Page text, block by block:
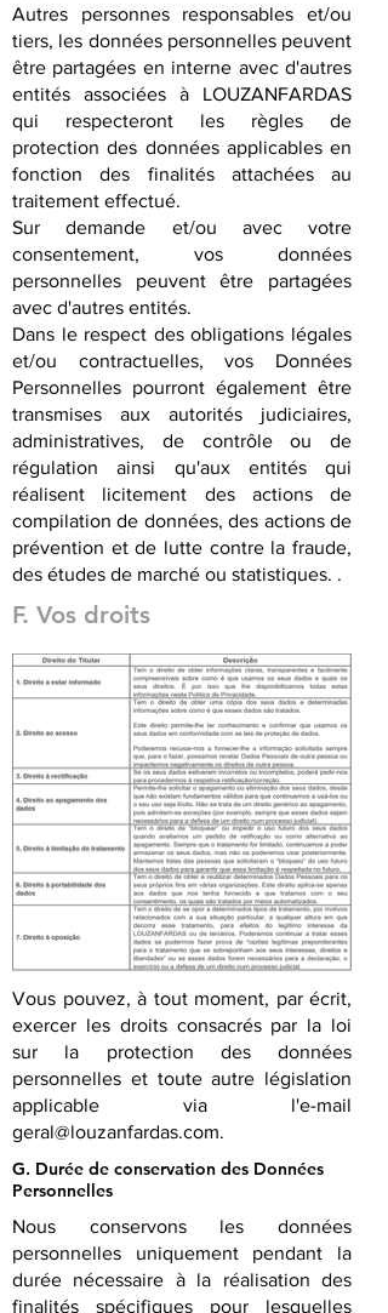
Autres personnes responsables et/ou
tiers, les données personnelles peuvent
être partagées en interne avec d'autres
entités associées à LOUZANFARDAS
qui respecteront les règles de
protection des données applicables en
fonction des finalités attachées au
traitement effectué.
Sur demande et/ou avec votre
consentement, vos données
personnelles peuvent être partagées
avec d'autres entités.
Dans le respect des obligations légales
et/ou contractuelles, vos Données
Personnelles pourront également être
transmises aux autorités judiciaires,
administratives, de contrôle ou de
régulation ainsi qu'aux entités qui
réalisent licitement des actions de
compilation de données, des actions de
prévention et de lutte contre la fraude,
des études de marché ou statistiques. .
F. Vos droits
Vous pouvez, à tout moment, par écrit,
exercer les droits consacrés par la loi
sur la protection des données
personnelles et toute autre législation
applicable via l'e-mail
geral@louzanfardas.com.
G. Durée de conservation des Données
Personnelles
Nous conservons les données
personnelles uniquement pendant la
durée nécessaire à la réalisation des
finalités spécifiques pour lesquelles